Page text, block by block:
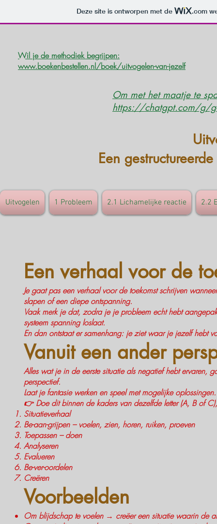
Deze site is ontworpen met de .com
Wil je de methodiek begrijpen:
www.boekenbestellen.nl/boek/uitvogelen-van-jezelf
Om met het maatje te
https://chatgpt.com/g/
Een
Uitvogelen 1 Probleem 2.1 Lichamelijke reactie 2.2
Een verhaal voor de
Je gaat pas een verhaal voor de toekomst schrijven
slapen of een diepe ontspanning.
Vaak merk je dat, zodra je je probleem echt hebt
systeem spanning loslaat.
En dan ontstaat er samenhang: je ziet waar je jezelf hebt
Vanuit een ander
Alles wat je in de eerste situatie als negatief hebt ervaren,
perspectief.
Laat je fantasie werken en speel met mogelijke oplossingen.
👉 Doe dit binnen de kaders van dezelfde letter (A, B of
Situatieverhaal
Be-aan-grijpen – voelen, zien, horen, ruiken, proeven
Toepassen – doen
Analyseren
Evalueren
Be-ver-oordelen
Creëren
Voorbeelden
Om blijdschap te voelen → creëer een situatie waarin de